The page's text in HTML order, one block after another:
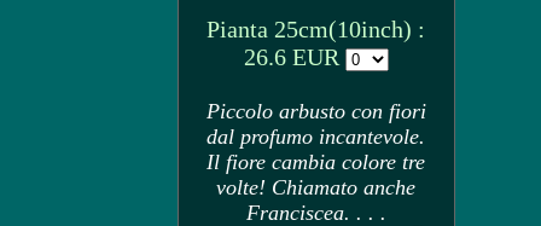
Pianta 25cm(10inch) :
26.6 EUR
Piccolo arbusto con fiori
dal profumo incantevole.
Il fiore cambia colore tre
volte! Chiamato anche
Franciscea. . . .